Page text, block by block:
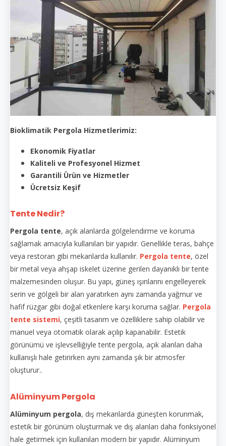
Bioklimatik Pergola Hizmetlerimiz:
Ekonomik Fiyatlar
Kaliteli ve Profesyonel Hizmet
Garantili Ürün ve Hizmetler
Ücretsiz Keşif
Tente Nedir?
Pergola tente, açık alanlarda gölgelendirme ve koruma
sağlamak amacıyla kullanılan bir yapıdır. Genellikle teras, bahçe
veya restoran gibi mekanlarda kullanılır. Pergola tente, özel
bir metal veya ahşap iskelet üzerine gerilen dayanıklı bir tente
malzemesinden oluşur. Bu yapı, güneş ışınlarını engelleyerek
serin ve gölgeli bir alan yaratırken aynı zamanda yağmur ve
hafif rüzgar gibi doğal etkenlere karşı koruma sağlar. Pergola
tente sistemi, çeşitli tasarım ve özelliklere sahip olabilir ve
manuel veya otomatik olarak açılıp kapanabilir. Estetik
görünümü ve işlevselliğiyle tente pergola, açık alanları daha
kullanışlı hale getirirken aynı zamanda şık bir atmosfer
oluşturur..
Alüminyum Pergola
Alüminyum pergola, dış mekanlarda güneşten korunmak,
estetik bir görünüm oluşturmak ve dış alanları daha fonksiyonel
hale getirmek için kullanılan modern bir yapıdır. Alüminyum